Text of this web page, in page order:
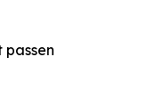
passen